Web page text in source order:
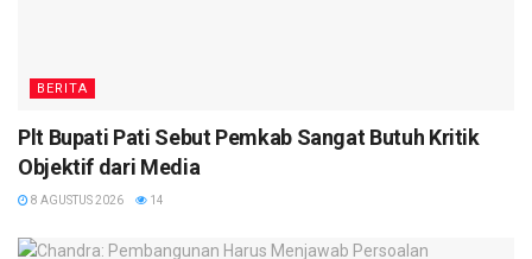
BERITA
Plt Bupati Pati Sebut Pemkab Sangat Butuh Kritik
Objektif dari Media
8 AGUSTUS 2026 14